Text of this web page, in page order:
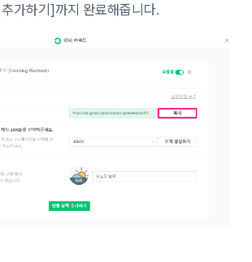
가하기]까지 완료해줍니다.